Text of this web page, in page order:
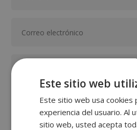
Este sitio web
Este sitio web usa cookies
experiencia del usuario. Al
sitio web, usted acepta